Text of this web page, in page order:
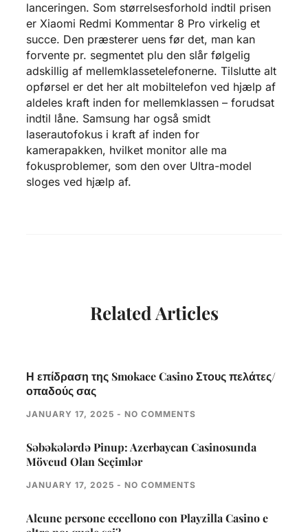
lanceringen. Som størrelsesforhold indtil prisen
er Xiaomi Redmi Kommentar 8 Pro virkelig et
succe. Den præsterer uens før det, man kan
forvente pr. segmentet plu den slår følgelig
adskillig af mellemklassetelefonerne. Tilslutte alt
opførsel er det her alt mobiltelefon ved hjælp af
aldeles kraft inden for mellemklassen – forudsat
indtil låne. Samsung har også smidt
laserautofokus i kraft af inden for
kamerapakken, hvilket monitor alle ma
fokusproblemer, som den over Ultra-model
sloges ved hjælp af.
Related Articles
Η επίδραση της Smokace Casino Στους πελάτες/
οπαδούς σας
JANUARY 17, 2025 NO COMMENTS
Səbəkələrdə Pinup: Azerbaycan Casinosunda
Mövcud Olan Seçimlər
JANUARY 17, 2025 NO COMMENTS
Alcune persone eccellono con Playzilla Casino e